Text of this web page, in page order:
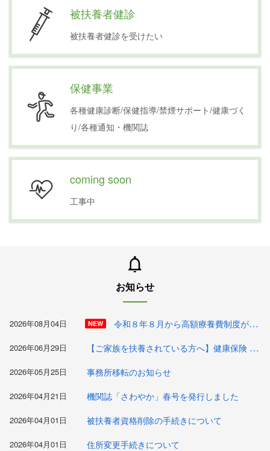
被扶養者健診
被扶養者健診を受けたい
保健事業
各種健康診断/保健指導/禁煙サポート/健康づく
り/各種通知・機関誌
coming soon
工事中
お知らせ
2026年08月04日 令和８年８月から高額療養費制度が見直されました
NEW
2026年06月29日 【ご家族を扶養されている方へ】健康保険 被扶養者資格再確認（検認）の実施について
2026年05月25日 事務所移転のお知らせ
2026年04月21日 機関誌「さわやか」春号を発行しました
2026年04月01日 被扶養者資格削除の手続きについて
2026年04月01日 住所変更手続きについて